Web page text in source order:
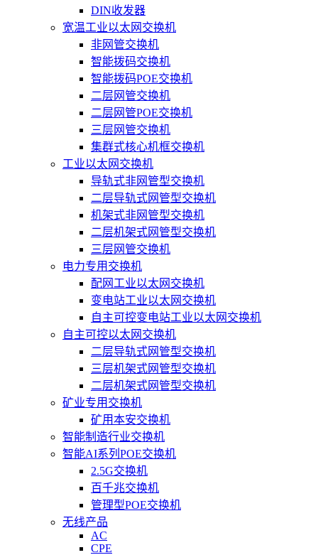
DIN收发器
宽温工业以太网交换机
非网管交换机
智能拨码交换机
智能拨码POE交换机
二层网管交换机
二层网管POE交换机
三层网管交换机
集群式核心机框交换机
工业以太网交换机
导轨式非网管型交换机
二层导轨式网管型交换机
机架式非网管型交换机
二层机架式网管型交换机
三层网管交换机
电力专用交换机
配网工业以太网交换机
变电站工业以太网交换机
自主可控变电站工业以太网交换机
自主可控以太网交换机
二层导轨式网管型交换机
三层机架式网管型交换机
二层机架式网管型交换机
矿业专用交换机
矿用本安交换机
智能制造行业交换机
智能AI系列POE交换机
2.5G交换机
百千兆交换机
管理型POE交换机
无线产品
AC
CPE